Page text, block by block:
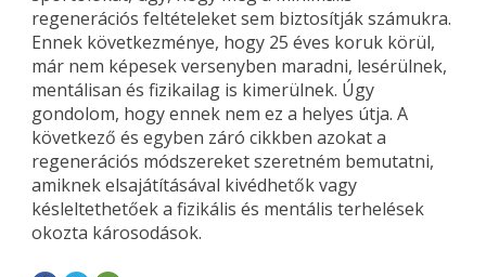
regenerációs feltételeket sem biztosítják számukra.
Ennek következménye, hogy 25 éves koruk körül,
már nem képesek versenyben maradni, lesérülnek,
mentálisan és fizikailag is kimerülnek. Úgy
gondolom, hogy ennek nem ez a helyes útja. A
következő és egyben záró cikkben azokat a
regenerációs módszereket szeretném bemutatni,
amiknek elsajátításával kivédhetők vagy
késleltethetőek a fizikális és mentális terhelések
okozta károsodások.